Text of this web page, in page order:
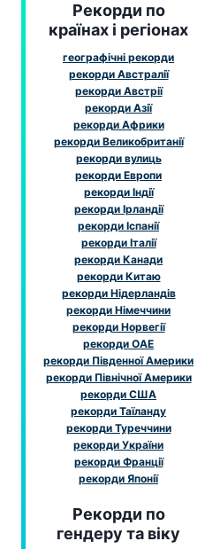
Рекорди по
країнах і регіонах
географічні рекорди
рекорди Австралії
рекорди Австрії
рекорди Азії
рекорди Африки
рекорди Великобританії
рекорди вулиць
рекорди Европи
рекорди Індії
рекорди Ірландії
рекорди Іспанії
рекорди Італії
рекорди Канади
рекорди Китаю
рекорди Нідерландів
рекорди Німеччини
рекорди Норвегії
рекорди ОАЕ
рекорди Південної Америки
рекорди Північної Америки
рекорди США
рекорди Таїланду
рекорди Туреччини
рекорди України
рекорди Франції
рекорди Японії
Рекорди по
гендеру та віку